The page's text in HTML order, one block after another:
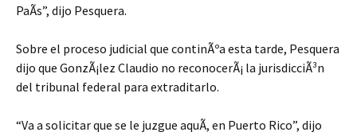
PaÃ­s”, dijo Pesquera.
Sobre el proceso judicial que continÃºa esta tarde, Pesquera
dijo que GonzÃ¡lez Claudio no reconocerÃ¡ la jurisdicciÃ³n
del tribunal federal para extraditarlo.
“Va a solicitar que se le juzgue aquÃ­, en Puerto Rico”, dijo